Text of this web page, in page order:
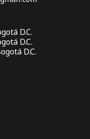
D.C.
D.C.
D.C.